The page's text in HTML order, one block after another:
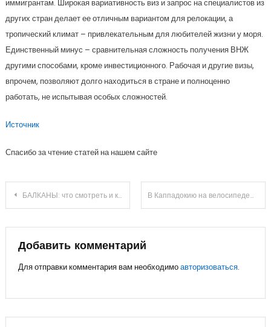
иммигрантам. Широкая вариативность виз и запрос на специалистов из
других стран делает ее отличным вариантом для релокации, а
тропический климат – привлекательным для любителей жизни у моря.
Единственный минус – сравнительная сложность получения ВНЖ
другими способами, кроме инвестиционного. Рабочая и другие визы,
впрочем, позволяют долго находиться в стране и полноценно
работать, не испытывая особых сложностей.
Источник
Спасибо за чтение статей на нашем сайте
Навигация
записям
БАЛКАНЫ: что смотреть и куда ехать В Каппадокию на велосипеде
Добавить комментарий
Для отправки комментария вам необходимоавторизоваться.